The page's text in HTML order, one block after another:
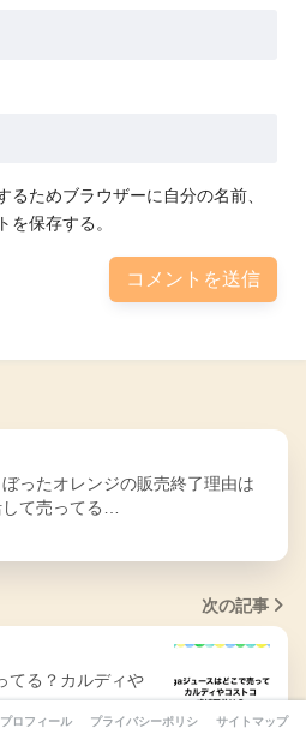
るためブラウザーに自分の名前、
を保存する。
ったオレンジの販売終了理由は
て売ってる…
次の記事
てる？カルディや
プロフィール プライバシーポリシー サイトマップ